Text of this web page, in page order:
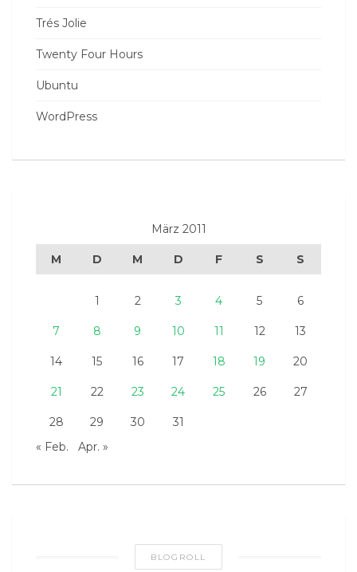
Trés Jolie
Twenty Four Hours
Ubuntu
WordPress
März 2011
M D M D F S S
1 2 3 4 5 6
7 8 9 10 11 12 13
14 15 16 17 18 19 20
21 22 23 24 25 26 27
28 29 30
31
« Feb.
Apr. »
BLOGROLL